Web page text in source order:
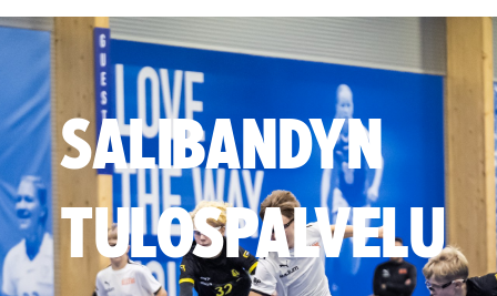
SALIBANDYN
TULOSPALVELU